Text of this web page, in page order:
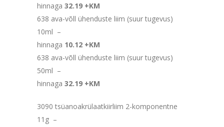
hinnaga 32.19 +KM
638 ava-võll ühenduste liim (suur tugevus)
10ml –
hinnaga 10.12 +KM
638 ava-võll ühenduste liim (suur tugevus)
50ml –
hinnaga 32.19 +KM
3090 tsüanoakrülaatkiirliim 2-komponentne
11g –